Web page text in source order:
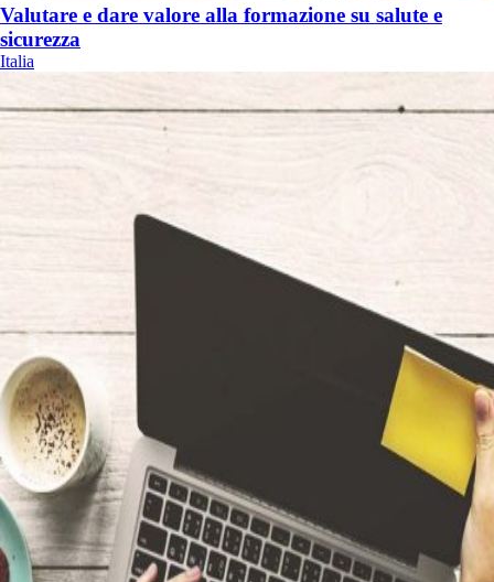
Valutare e dare valore alla formazione su salute e
sicurezza
Italia